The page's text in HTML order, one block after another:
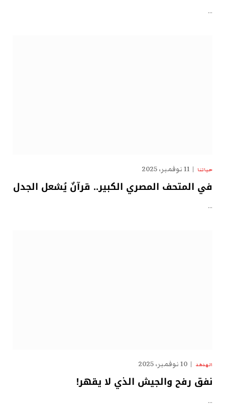
…
حياتنا 11 نوفمبر، 2025
في المتحف المصري الكبير.. قرآنٌ يُشعل الجدل
…
الهدهد 10 نوفمبر، 2025
نفق رفح والجيش الذي لا يقهر!
…